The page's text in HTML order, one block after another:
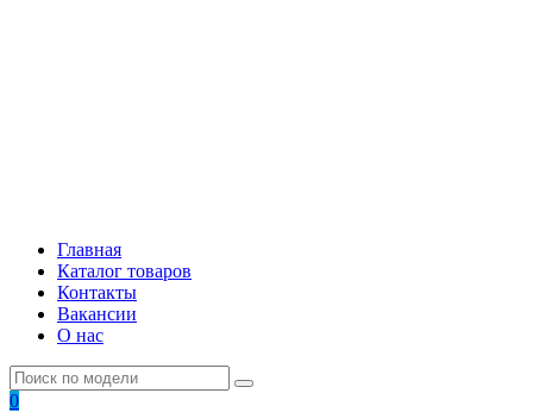
Главная
Каталог товаров
Контакты
Вакансии
О нас
0